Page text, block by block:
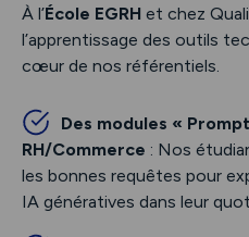
À l’École EGRH et chez
l’apprentissage des outils
cœur de nos référentiels.
Des modules «
RH/Commerce : Nos
les bonnes requêtes pour
IA génératives dans leur